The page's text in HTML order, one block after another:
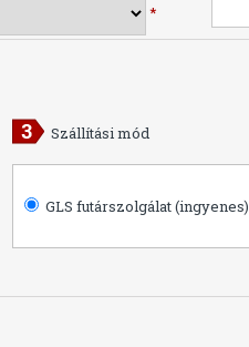
*
Szállítási mód
GLS futárszolgálat (ingyenes)